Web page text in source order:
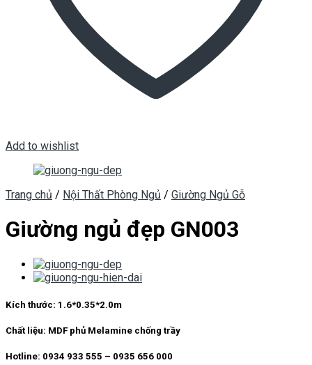
Add to wishlist
Trang chủ / Nội Thất Phòng Ngủ / Giường Ngủ Gỗ
Giường ngủ đẹp GN003
Kích thước: 1.6*0.35*2.0m
Chất liệu: MDF phủ Melamine chống trầy
Hotline: 0934 933 555 – 0935 656 000